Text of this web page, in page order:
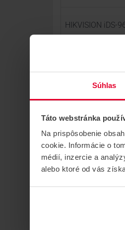
Súhlas
Táto webstránka
Na prispôsobenie
cookie. Informácie o
médií, inzercie a
alebo ktoré od vás
HIKVISION iDS-
MV-8 Testovací
BOX TPR8
HIKVISION DS-
HIKVISION DS-